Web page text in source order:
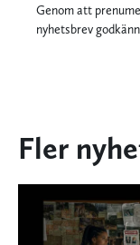
Genom att
nyhetsbrev
Fler